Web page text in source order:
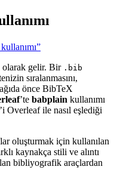
olarak gelir. Bir .bib
sıralanmasını,
önce BibTeX
’te babplain kullanımı
Overleaf ile nasıl eşlediği
oluşturmak için kullanılan
kaynakça stili ve alıntı
bibliyografik araçlardan